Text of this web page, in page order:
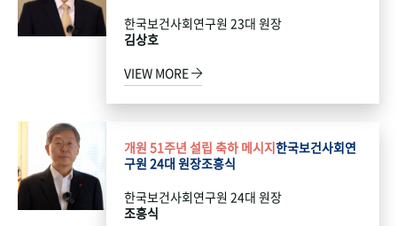
한국보건사회연구원 23대 원장
김상호
VIEW MORE
개원 51주년 설립 축하 메시지한국보건사회연
구원 24대 원장조흥식
한국보건사회연구원 24대 원장
조흥식